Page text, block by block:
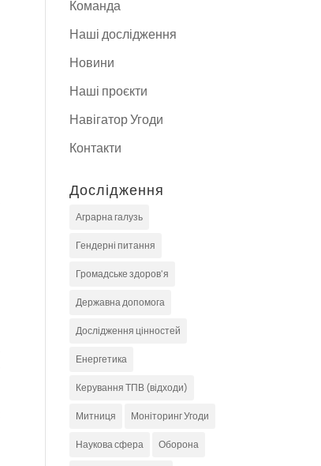
Команда
Наші дослідження
Новини
Наші проєкти
Навігатор Угоди
Контакти
Дослідження
Аграрна галузь
Гендерні питання
Громадське здоров'я
Державна допомога
Дослідження цінностей
Енергетика
Керування ТПВ (відходи)
Митниця Моніторинг Угоди
Наукова сфера Оборона